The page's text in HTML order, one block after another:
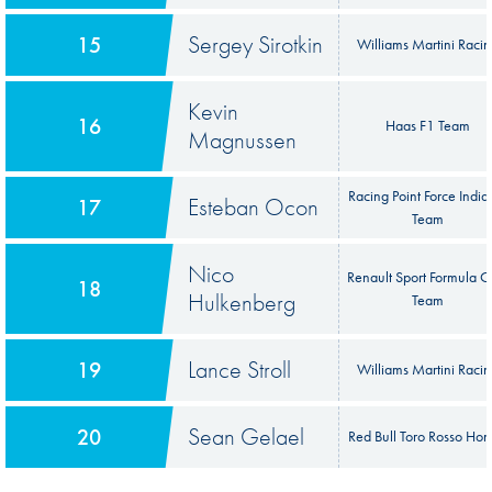
15 Sergey Sirotkin Williams Martini
16
Kevin
Magnussen
Haas F1 Team
17 Esteban Ocon
Racing Point Force
Team
18
Nico
Hulkenberg
Renault Sport Formula
Team
19 Lance Stroll Williams Martini
20 Sean Gelael Red Bull Toro Rosso